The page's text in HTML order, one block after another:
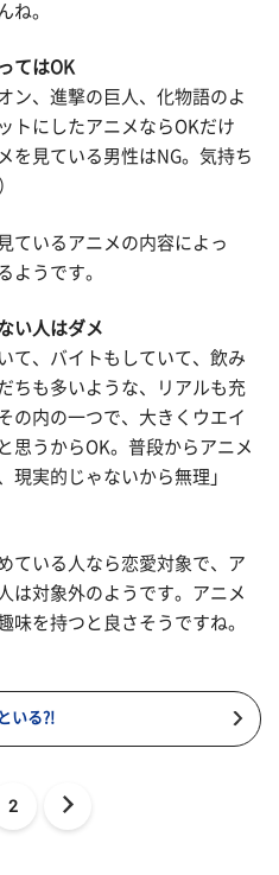
ね。
てはOK
ン、進撃の巨人、化物語のよ
トにしたアニメならOKだけ
を見ている男性はNG。気持ち
ているアニメの内容によっ
ようです。
い人はダメ
て、バイトもしていて、飲み
ちも多いような、リアルも充
の内の一つで、大きくウエイ
思うからOK。普段からアニメ
現実的じゃないから無理」
ている人なら恋愛対象で、ア
は対象外のようです。アニメ
味を持つと良さそうですね。
いる?!
2